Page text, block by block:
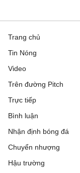
Trang chủ
Tin Nóng
Video
Trên đường Pitch
Trực tiếp
Bình luận
Nhận định bóng đá
Chuyển nhượng
Hậu trường